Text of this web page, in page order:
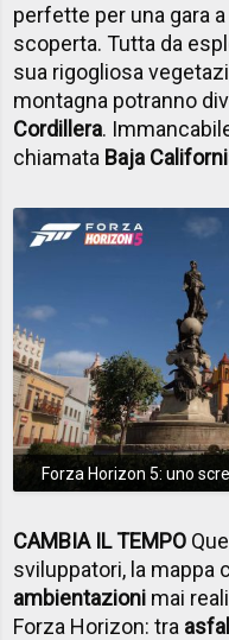
perfette per una gara
scoperta. Tutta da
sua rigogliosa
montagna potranno
Cordillera.
chiamata Baja
Forza Horizon 5: uno
CAMBIA IL TEMPO
sviluppatori, la mappa
ambientazioni mai
Forza Horizon: tra